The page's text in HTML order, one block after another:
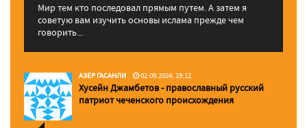
Мир тем кто последовал прямым путем. А затем я
советую вам изучить основы ислама прежде чем
говорить...
АЗЕР ГАСАНЛИ 02.09.2024, 19:12
Хусейн Джамбетов - православный русский
патриот чеченского происхождения